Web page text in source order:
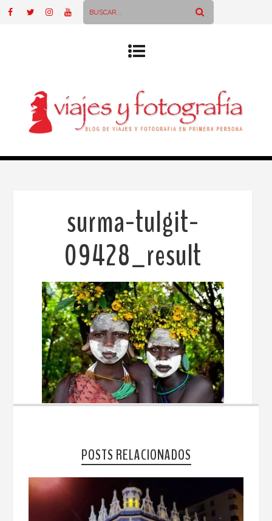
surma-tulgit-
09428_result
POSTS RELACIONADOS